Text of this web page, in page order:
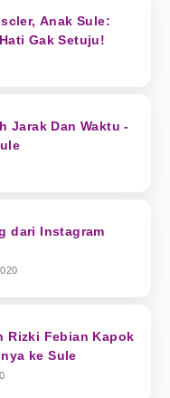
Anak Sule:
Gak Setuju!
Jarak Dan Waktu -
dari Instagram
Rizki Febian Kapok
ke Sule